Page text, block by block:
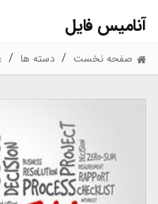
آنامیس فایل
صفحه نخست دسته ها